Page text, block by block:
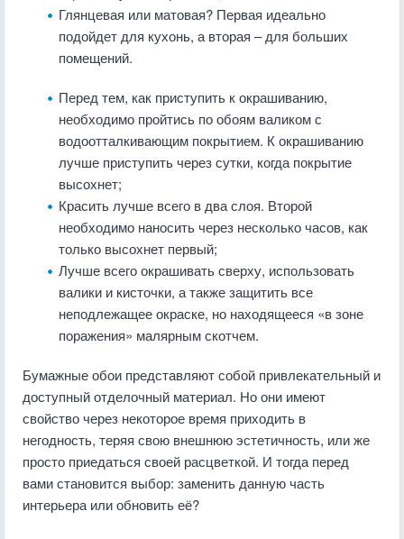
Глянцевая или матовая? Первая идеально
подойдет для кухонь, а вторая – для больших
помещений.
Перед тем, как приступить к окрашиванию,
необходимо пройтись по обоям валиком с
водоотталкивающим покрытием. К окрашиванию
лучше приступить через сутки, когда покрытие
высохнет;
Красить лучше всего в два слоя. Второй
необходимо наносить через несколько часов, как
только высохнет первый;
Лучше всего окрашивать сверху, использовать
валики и кисточки, а также защитить все
неподлежащее окраске, но находящееся «в зоне
поражения» малярным скотчем.
Бумажные обои представляют собой привлекательный и
доступный отделочный материал. Но они имеют
свойство через некоторое время приходить в
негодность, теряя свою внешнюю эстетичность, или же
просто приедаться своей расцветкой. И тогда перед
вами становится выбор: заменить данную часть
интерьера или обновить её?